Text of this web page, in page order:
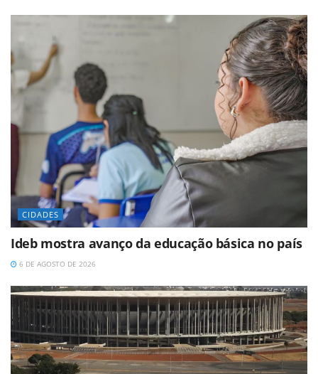
CIDADES
Ideb mostra avanço da educação básica no país
6 DE AGOSTO DE 2026